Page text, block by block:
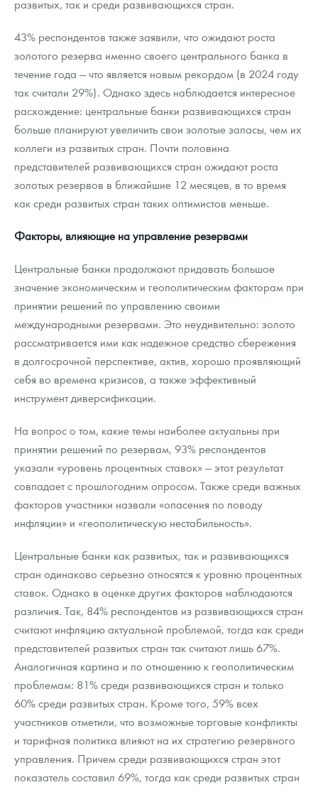
развитых, так и среди развивающихся стран.
43% респондентов также заявили, что ожидают роста
золотого резерва именно своего центрального банка в
течение года — что является новым рекордом (в 2024 году
так считали 29%). Однако здесь наблюдается интересное
расхождение: центральные банки развивающихся стран
больше планируют увеличить свои золотые запасы, чем их
коллеги из развитых стран. Почти половина
представителей развивающихся стран ожидают роста
золотых резервов в ближайшие 12 месяцев, в то время
как среди развитых стран таких оптимистов меньше.
Факторы, влияющие на управление резервами
Центральные банки продолжают придавать большое
значение экономическим и геополитическим факторам при
принятии решений по управлению своими
международными резервами. Это неудивительно: золото
рассматривается ими как надежное средство сбережения
в долгосрочной перспективе, актив, хорошо проявляющий
себя во времена кризисов, а также эффективный
инструмент диверсификации.
На вопрос о том, какие темы наиболее актуальны при
принятии решений по резервам, 93% респондентов
указали «уровень процентных ставок» — этот результат
совпадает с прошлогодним опросом. Также среди важных
факторов участники назвали «опасения по поводу
инфляции» и «геополитическую нестабильность».
Центральные банки как развитых, так и развивающихся
стран одинаково серьезно относятся к уровню процентных
ставок. Однако в оценке других факторов наблюдаются
различия. Так, 84% респондентов из развивающихся стран
считают инфляцию актуальной проблемой, тогда как среди
представителей развитых стран так считают лишь 67%.
Аналогичная картина и по отношению к геополитическим
проблемам: 81% среди развивающихся стран и только
60% среди развитых стран. Кроме того, 59% всех
участников отметили, что возможные торговые конфликты
и тарифная политика влияют на их стратегию резервного
управления. Причем среди развивающихся стран этот
показатель составил 69%, тогда как среди развитых стран